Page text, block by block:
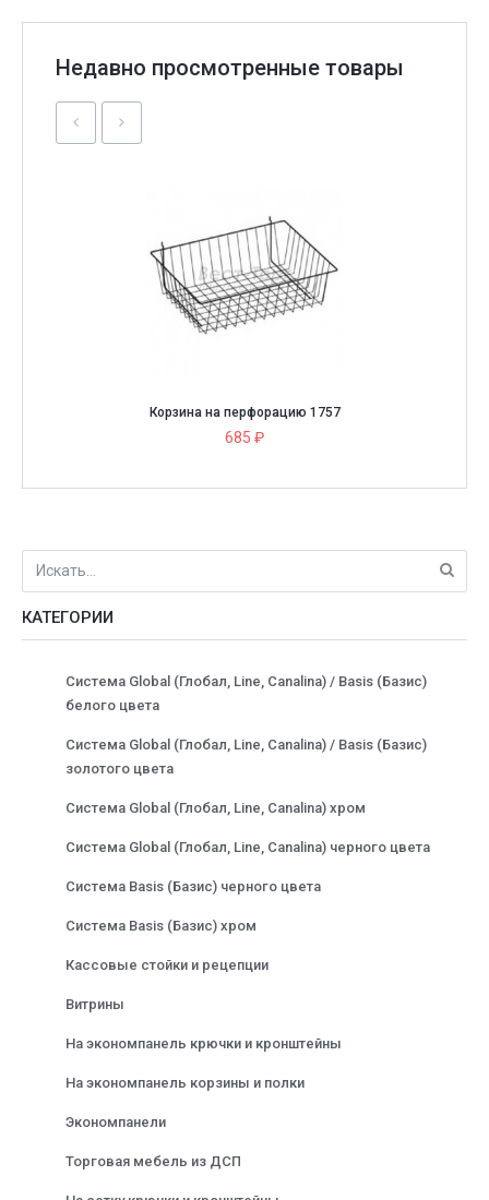
Недавно просмотренные товары
Корзина на перфорацию 1757
685 ₽
КАТЕГОРИИ
Система Global (Глобал, Line, Canalina) / Basis (Базис)
белого цвета
Система Global (Глобал, Line, Canalina) / Basis (Базис)
золотого цвета
Система Global (Глобал, Line, Canalina) хром
Система Global (Глобал, Line, Canalina) черного цвета
Система Basis (Базис) черного цвета
Система Basis (Базис) хром
Кассовые стойки и рецепции
Витрины
На экономпанель крючки и кронштейны
На экономпанель корзины и полки
Экономпанели
Торговая мебель из ДСП